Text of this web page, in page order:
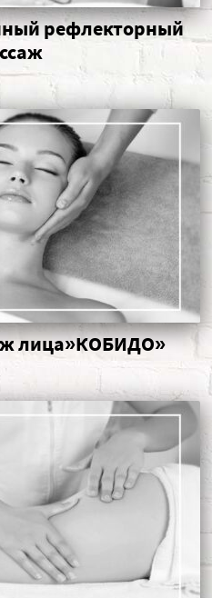
рефлекторный
лица»КОБИДО»